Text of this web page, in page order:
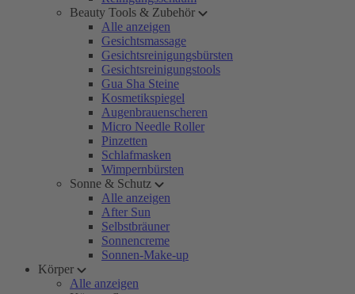
Beauty Tools & Zubehör
Alle anzeigen
Gesichtsmassage
Gesichtsreinigungsbürsten
Gesichtsreinigungstools
Gua Sha Steine
Kosmetikspiegel
Augenbrauenscheren
Micro Needle Roller
Pinzetten
Schlafmasken
Wimpernbürsten
Sonne & Schutz
Alle anzeigen
After Sun
Selbstbräuner
Sonnencreme
Sonnen-Make-up
Körper
Alle anzeigen